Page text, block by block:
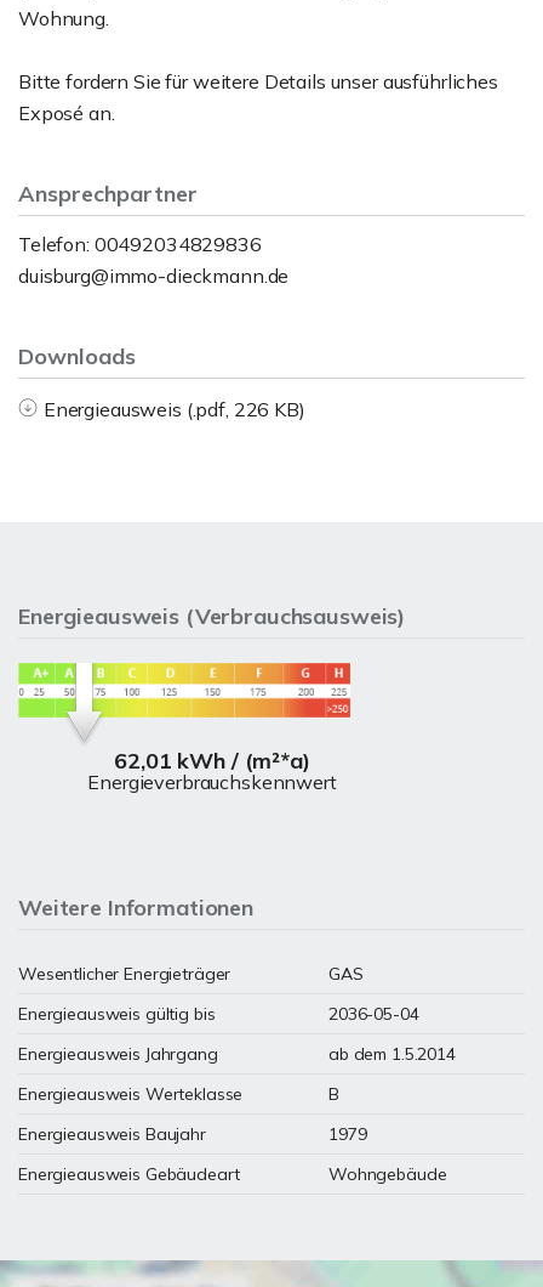
Wohnung.
Bitte fordern Sie für weitere Details unser ausführliches
Exposé an.
Ansprechpartner
Telefon: 00492034829836
duisburg@immo-dieckmann.de
Downloads
Energieausweis (.pdf, 226 KB)
Energieausweis (Verbrauchsausweis)
62,01 kWh / (m²*a)
Energieverbrauchskennwert
Weitere Informationen
Wesentlicher Energieträger
GAS
Energieausweis gültig bis
2036-05-04
Energieausweis Jahrgang
ab dem 1.5.2014
Energieausweis Werteklasse
B
Energieausweis Baujahr
1979
Energieausweis Gebäudeart
Wohngebäude